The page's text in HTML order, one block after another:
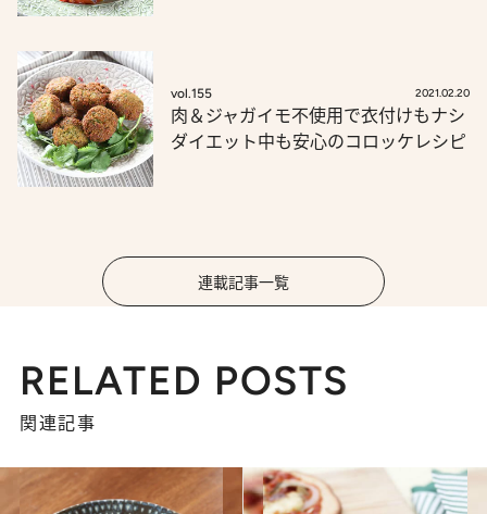
vol.155 2021.02.20
肉＆ジャガイモ不使用で衣付けもナシ
ダイエット中も安心のコロッケレシピ
連載記事一覧
RELATED POSTS
関連記事